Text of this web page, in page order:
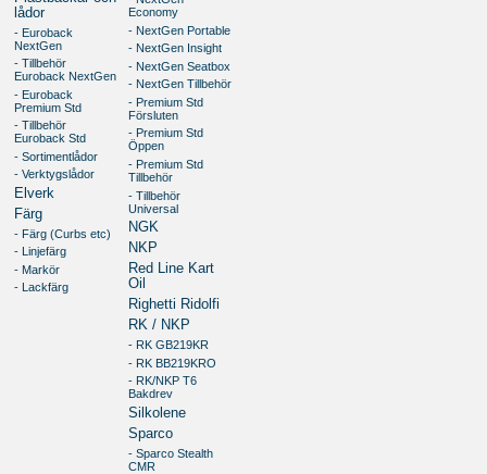
lådor
- Euroback
NextGen
- Tillbehör
Euroback NextGen
- Euroback
Premium Std
- Tillbehör
Euroback Std
- Sortimentlådor
- Verktygslådor
Elverk
Färg
- Färg (Curbs etc)
- Linjefärg
- Markör
- Lackfärg
Economy
- NextGen Portable
- NextGen Insight
- NextGen Seatbox
- NextGen Tillbehör
- Premium Std
Försluten
- Premium Std
Öppen
- Premium Std
Tillbehör
- Tillbehör
Universal
NGK
NKP
Red Line Kart
Oil
Righetti Ridolfi
RK / NKP
- RK GB219KR
- RK BB219KRO
- RK/NKP T6
Bakdrev
Silkolene
Sparco
- Sparco Stealth
CMR